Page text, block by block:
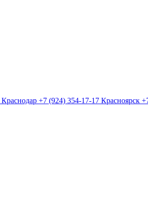
Краснодар +7 (924) 354-17-17 Красноярск